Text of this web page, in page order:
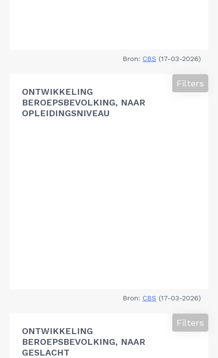
Bron: CBS (17-03-2026)
ONTWIKKELING
BEROEPSBEVOLKING, NAAR
OPLEIDINGSNIVEAU
Filters
Bron: CBS (17-03-2026)
ONTWIKKELING
BEROEPSBEVOLKING, NAAR
GESLACHT
Filters